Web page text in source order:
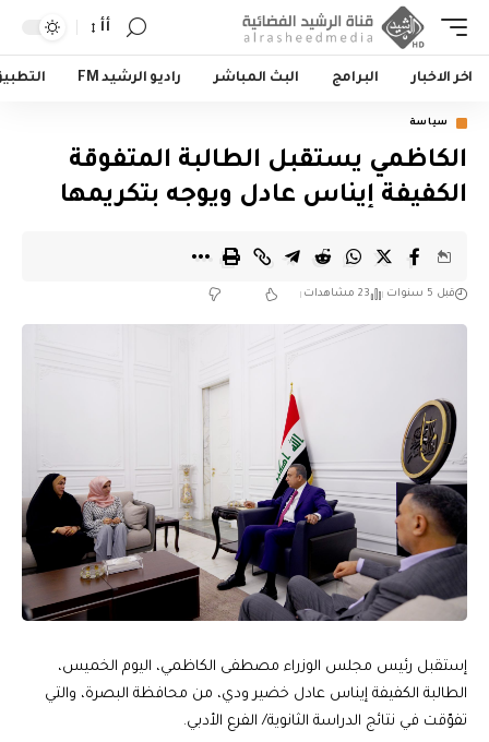
أأ
اخر الاخبار البرامج البث المباشر راديو الرشيد FM
سياسة
الكاظمي يستقبل الطالبة المتفوقة
الكفيفة إيناس عادل ويوجه بتكريمها
قبل 5 سنوات 23 مشاهدات
إستقبل رئيس مجلس الوزراء مصطفى الكاظمي، اليوم الخميس،
الطالبة الكفيفة إيناس عادل خضير ودي، من محافظة البصرة، والتي
تفوّقت في نتائج الدراسة الثانوية/ الفرع الأدبي.